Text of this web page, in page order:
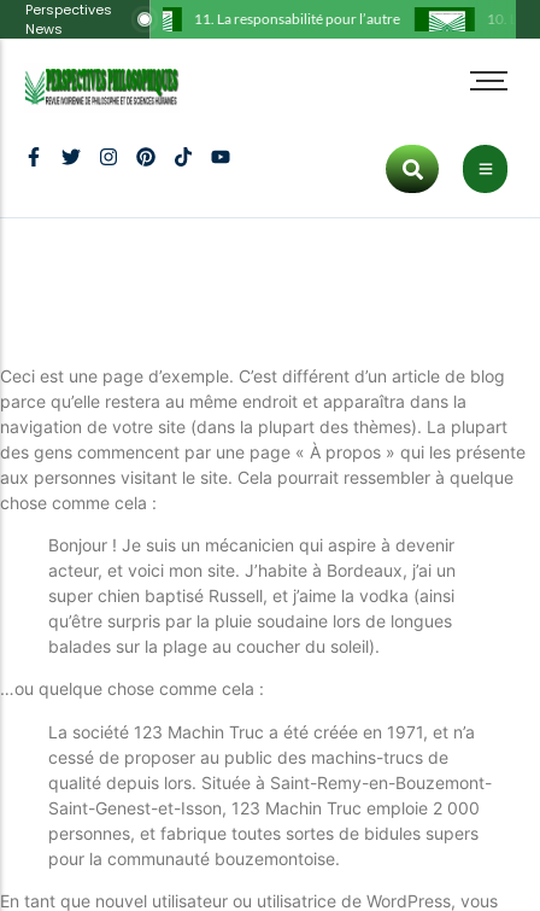
Perspectives
News
11. La responsabilité pour l’autre 10. La
Comité scientifique
Dernier numéro
Philosophie
Checkout
HOT CATEGORIES
Politics Hot
ENTERTAINMENT
Inspiration
Lifestyle
Culture New
Fashion
POPULAR THIS WEEK
No Posts Found!
EDITOR'S PICK
No Posts Found!
Ceci est une page d’exemple. C’est différent d’un article de blog
parce qu’elle restera au même endroit et apparaîtra dans la
navigation de votre site (dans la plupart des thèmes). La plupart
des gens commencent par une page « À propos » qui les présente
aux personnes visitant le site. Cela pourrait ressembler à quelque
chose comme cela :
Bonjour ! Je suis un mécanicien qui aspire à devenir
acteur, et voici mon site. J’habite à Bordeaux, j’ai un
super chien baptisé Russell, et j’aime la vodka (ainsi
qu’être surpris par la pluie soudaine lors de longues
balades sur la plage au coucher du soleil).
…ou quelque chose comme cela :
La société 123 Machin Truc a été créée en 1971, et n’a
cessé de proposer au public des machins-trucs de
qualité depuis lors. Située à Saint-Remy-en-Bouzemont-
Saint-Genest-et-Isson, 123 Machin Truc emploie 2 000
personnes, et fabrique toutes sortes de bidules supers
pour la communauté bouzemontoise.
En tant que nouvel utilisateur ou utilisatrice de WordPress, vous